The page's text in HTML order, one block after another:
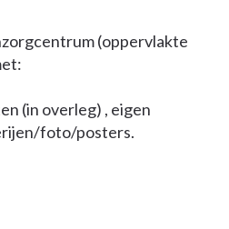
(oppervlakte
(in overleg) , eigen
foto/posters.